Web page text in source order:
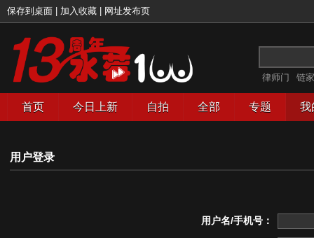
保存到桌面 加入收藏 网址发布页
律师门 链
首页 今日上新 自拍 全部 专题 我
用户登录
用户名/手机号：